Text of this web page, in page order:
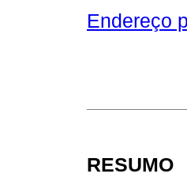
Endereço
RESUMO